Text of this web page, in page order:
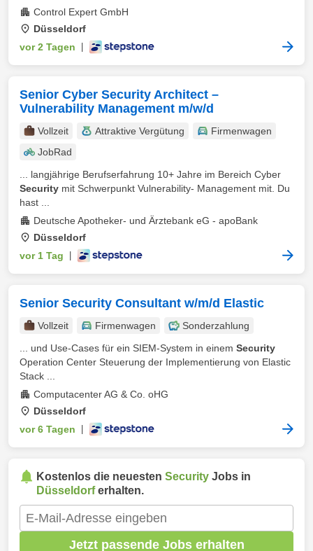
Control Expert GmbH
Düsseldorf
vor 2 Tagen
Senior Cyber Security Architect –
Vulnerability Management m/w/d
Vollzeit Attraktive Vergütung
Firmenwagen
JobRad
... langjährige Berufserfahrung 10+ Jahre im Bereich Cyber
Security mit Schwerpunkt Vulnerability- Management mit. Du
hast ...
Deutsche Apotheker- und Ärztebank eG - apoBank
Düsseldorf
vor 1 Tag
Senior Security Consultant w/m/d Elastic
Vollzeit Firmenwagen
Sonderzahlung
... und Use-Cases für ein SIEM-System in einem Security
Operation Center Steuerung der Implementierung von Elastic
Stack ...
Computacenter AG & Co. oHG
Düsseldorf
vor 6 Tagen
Kostenlos die neuesten Security Jobs in
Düsseldorferhalten.
Jetzt passende Jobs erhalten